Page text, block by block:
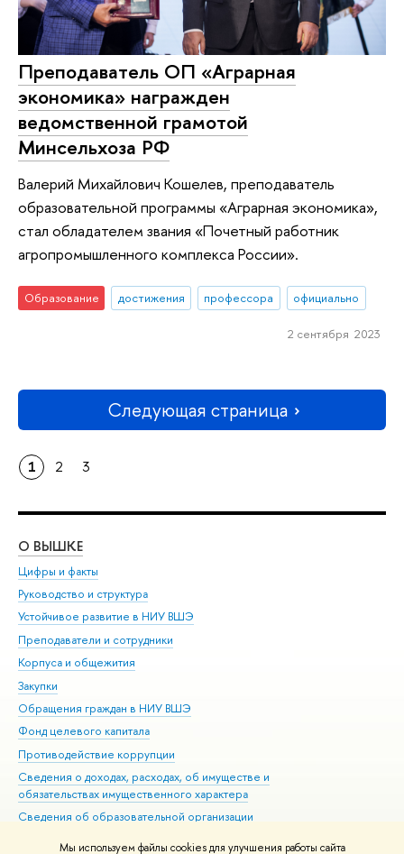
Мы используем файлы cookies для улучшения работы сайта
Преподаватель ОП «Аграрная
экономика» награжден
ведомственной грамотой
Минсельхоза РФ
Валерий Михайлович Кошелев, преподаватель
образовательной программы «Аграрная экономика»,
стал обладателем звания «Почетный работник
агропромышленного комплекса России».
Образование достижения профессора официально
2 сентября 2023
Следующая страница
1 2 3
О ВЫШКЕ
Цифры и факты
Руководство и структура
Устойчивое развитие в НИУ ВШЭ
Преподаватели и сотрудники
Корпуса и общежития
Закупки
Обращения граждан в НИУ ВШЭ
Фонд целевого капитала
Противодействие коррупции
Сведения о доходах, расходах, об имуществе и
обязательствах имущественного характера
Сведения об образовательной организации
Людям с ограниченными возможностями здоровья